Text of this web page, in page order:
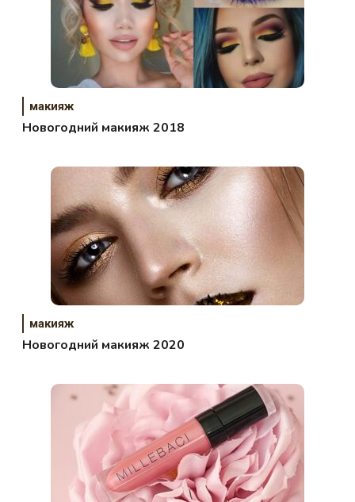
макияж
Новогодний макияж 2018
макияж
Новогодний макияж 2020